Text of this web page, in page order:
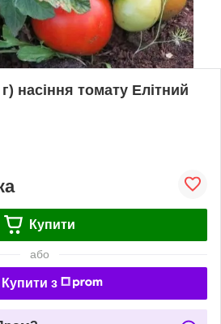
насіння томату Елітний
Купити
або
Купити з